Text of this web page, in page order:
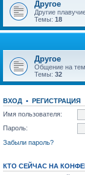
Другое
Другие
Темы: 18
Другое
Общение на
Темы: 32
ВХОД • РЕГИСТРАЦИЯ
Имя пользователя:
Пароль:
Забыли пароль?
КТО СЕЙЧАС НА